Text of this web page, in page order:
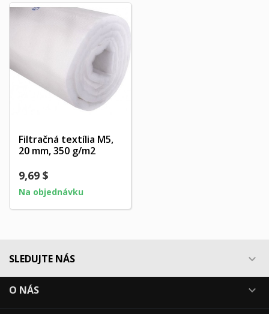
Filtračná textília M5,
20 mm, 350 g/m2
9,69 $
Na objednávku
SLEDUJTE NÁS 
O NÁS 